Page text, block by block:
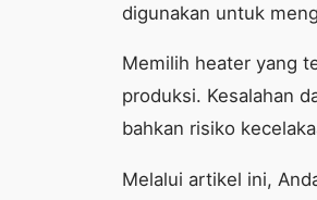
digunakan untuk
Memilih heater yang
produksi. Kesalahan
bahkan risiko
Melalui artikel ini,